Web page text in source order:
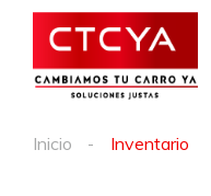
Inicio Inventario